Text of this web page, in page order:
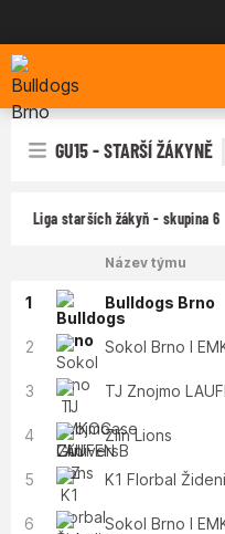
Bulldogs Brno
GU15 - STARŠÍ ŽÁKYNĚ
Liga starších žákyň - skupina 6
Název týmu
1 Bulldogs Brno
2 Sokol Brno I
3 TJ Znojmo
4 Zlín Lions
5 K1 Florbal
6 Sokol Brno I